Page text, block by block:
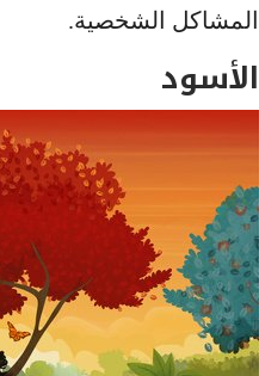
المشاكل الشخصية.
الأسود